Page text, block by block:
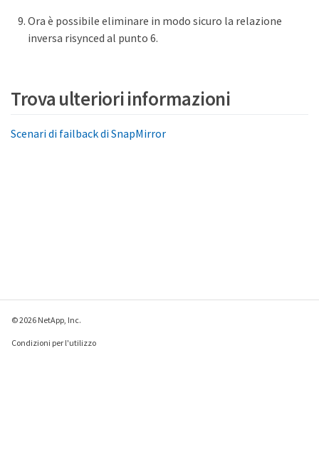
Ora è possibile eliminare in modo sicuro la relazione
inversa risynced al punto 6.
Trova ulteriori informazioni
Scenari di failback di SnapMirror
© 2026 NetApp, Inc.
Condizioni per l'utilizzo